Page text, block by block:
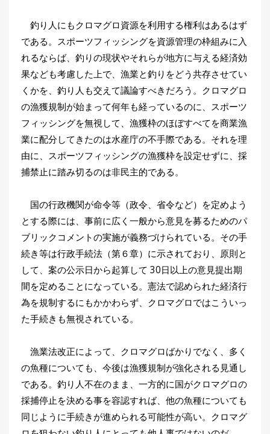
釣り人にもクロマグロ資源を利用する権利はあるはず
である。スポーツフィッシングを資源管理の枠組みに入
れるならば、釣りの現状やそれらが地方に与える経済効
果なども考慮した上で、漁業と釣りをどう共存させてい
くかを、釣り人も交えて議論すべきだろう。クロマグロ
の漁獲規制が始まって何年も経っているのに、スポーツ
フィッシングを無視して、漁獲枠のほぼすべてを商業漁
業に配分してきたのは水産庁の不手際である。それを理
由に、スポーツフィッシングの漁獲枠を設定せずに、採
捕禁止に踏み切るのは非民主的である。
国の行政機関が命令等（政令、省令など）を定めよう
とする際には、事前に広く一般から意見を募るためのパ
ブリックコメントの実施が義務づけられている。その手
続き等は行政手続法（第６章）に示されており、原則と
して、案の公示日から起算して 30日以上の意見提出期
間を定めることになっている。憲法で認められた経済行
為を規制するにもかかわらず、クロマグロではこういっ
た手続きも無視されている。
漁業法改正によって、クロマグロばかりでなく、多く
の魚種についても、今後は漁獲規制が強化される見通し
である。釣り人不在のまま、一方的に国がクロマグロの
採捕停止を決める事を容認すれば、他の魚種についても
同じように手続きが進められる可能性が高い。クロマグ